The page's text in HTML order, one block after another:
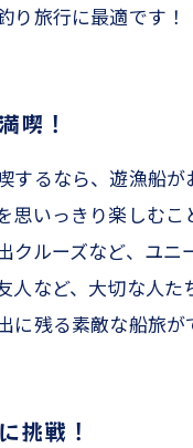
り旅行に最適です！
喫！
するなら、遊漁船
思いっきり楽しむ
クルーズなど、ユ
人など、大切な人
に残る素敵な船旅
挑戦！